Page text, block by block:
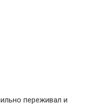
переживал и